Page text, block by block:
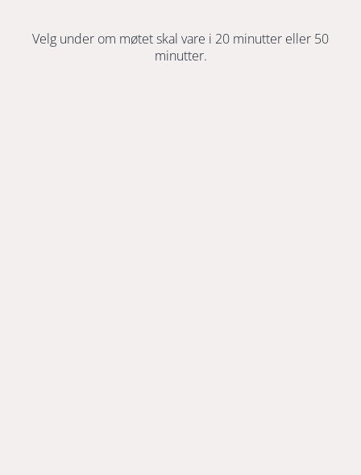
Velg under om møtet skal vare i 20 minutter eller 50
minutter.